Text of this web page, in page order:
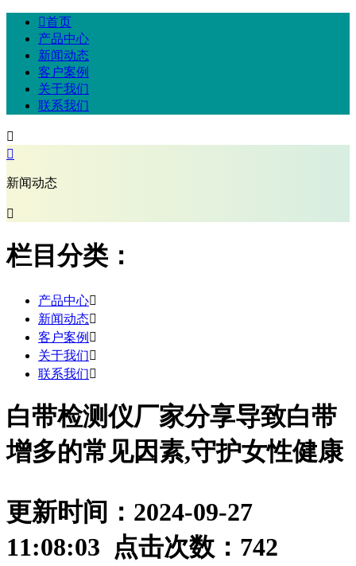
首页
产品中心
新闻动态
客户案例
关于我们
联系我们


新闻动态

栏目分类：
产品中心
新闻动态
客户案例 
关于我们
联系我们
白带检测仪厂家分享导致白带
增多的常见因素,守护女性健康
更新时间：2024-09-27
11:08:03 点击次数： 742